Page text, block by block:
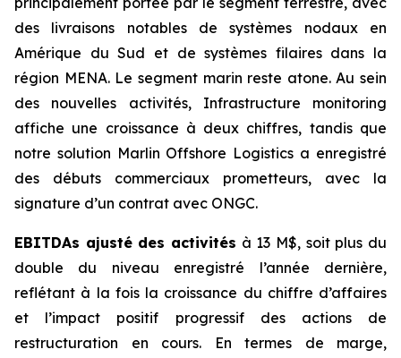
des livraisons notables de systèmes nodaux en
Amérique du Sud et de systèmes filaires dans la
région MENA. Le segment marin reste atone. Au sein
des nouvelles activités, Infrastructure monitoring
affiche une croissance à deux chiffres, tandis que
notre solution Marlin Offshore Logistics a enregistré
des débuts commerciaux prometteurs, avec la
signature d’un contrat avec ONGC.
EBITDAs ajusté des activités à 13 M$, soit plus du
double du niveau enregistré l’année dernière,
reflétant à la fois la croissance du chiffre d’affaires
et l’impact positif progressif des actions de
restructuration en cours. En termes de marge,